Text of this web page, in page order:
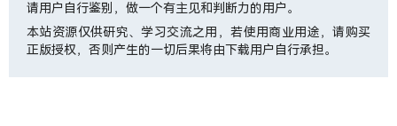
请用户自行鉴别，做一个有主见和判断力的用户。
本站资源仅供研究、学习交流之用，若使用商业用途，请购买
正版授权，否则产生的一切后果将由下载用户自行承担。